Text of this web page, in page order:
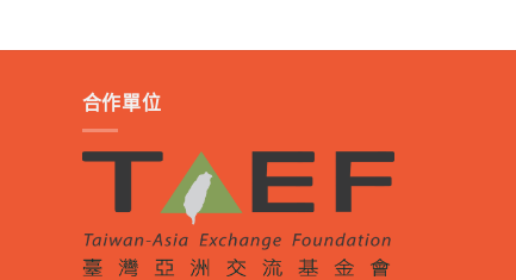
合作單位